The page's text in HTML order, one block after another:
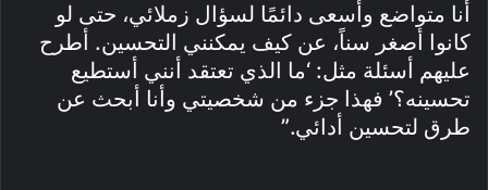
أنا متواضع وأسعى دائمًا لسؤال زملائي، حتى لو
كانوا أصغر سناً، عن كيف يمكنني التحسين. أطرح
عليهم أسئلة مثل: ‘ما الذي تعتقد أنني أستطيع
تحسينه؟’ فهذا جزء من شخصيتي وأنا أبحث عن
طرق لتحسين أدائي.”